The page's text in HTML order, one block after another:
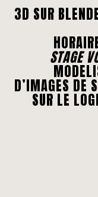
3D SUR
STAGE
D’IMAGES DE
SUR LE